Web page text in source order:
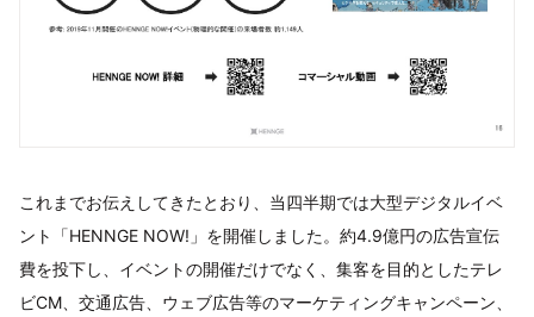
これまでお伝えしてきたとおり、当四半期では大型デジタルイベ
ント「HENNGE NOW!」を開催しました。約4.9億円の広告宣伝
費を投下し、イベントの開催だけでなく、集客を目的としたテレ
ビCM、交通広告、ウェブ広告等のマーケティングキャンペーン、